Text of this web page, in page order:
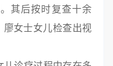
其后按时复查十余
女士女儿检查出视